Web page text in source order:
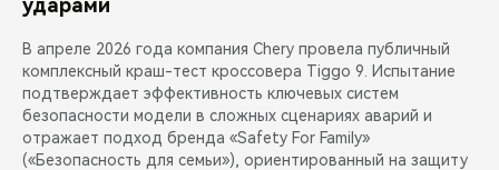
В апреле 2026 года компания Chery провела публичный
комплексный краш-тест кроссовера Tiggo 9. Испытание
подтверждает эффективность ключевых систем
безопасности модели в сложных сценариях аварий и
отражает подход бренда «Safety For Family»
(«Безопасность для семьи»), ориентированный на защиту